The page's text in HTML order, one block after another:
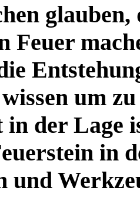
Feuer
um
der Lage
in
und